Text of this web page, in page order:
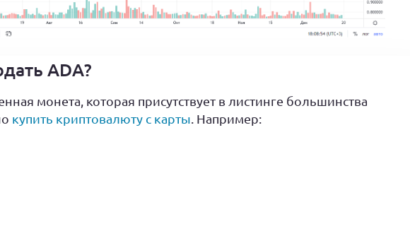
ADA?
монета, которая присутствует в листинге большинства
купить криптовалюту с карты. Например: